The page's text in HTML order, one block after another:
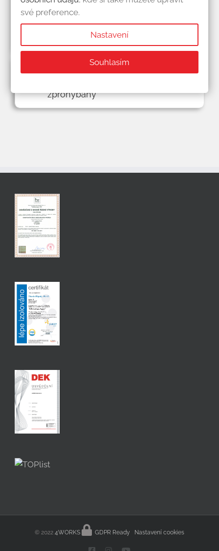
Oproti konkurenci máte levnější
betonové tvarovky, ale dražší
cenu za m² základních tašek,
zprohýbaný
© 2022 4WORKS GDPR Ready Nastavení cookies
své preference.
Nastavení
Souhlasím